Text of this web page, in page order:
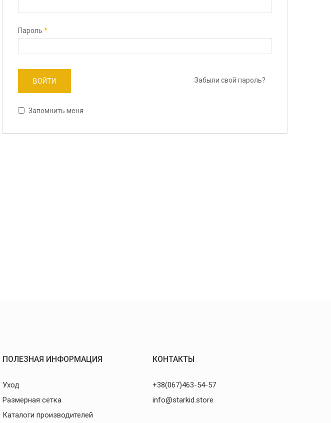
Пароль *
Забыли свой пароль?
Запомнить меня
ПОЛЕЗНАЯ ИНФОРМАЦИЯ
Уход
Размерная сетка
Каталоги производителей
КОНТАКТЫ
+38(067)463-54-57
info@starkid.store